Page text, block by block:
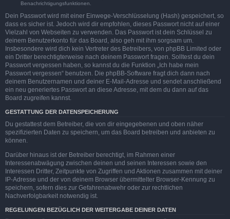
Benachrichtigungsfunktionen.
Dein Passwort wird mit einer Einwege-Verschlüsselung (Hash) gespeichert, so
dass es sicher ist. Jedoch wird dir empfohlen, dieses Passwort nicht auf einer
Vielzahl von Webseiten zu verwenden. Das Passwort ist dein Schlüssel zu
deinem Benutzerkonto für das Board, also geh mit ihm sorgsam um.
Insbesondere wird dich kein Vertreter des Betreibers, von phpBB Limited oder
ein Dritter berechtigterweise nach deinem Passwort fragen. Solltest du dein
Passwort vergessen haben, so kannst du die Funktion „Ich habe mein
Passwort vergessen“ benutzen. Die phpBB-Software fragt dich dann nach
deinem Benutzernamen und deiner E-Mail-Adresse und sendet anschließend
ein neu generiertes Passwort an diese Adresse, mit dem du dann auf das
Board zugreifen kannst.
GESTATTUNG DER DATENSPEICHERUNG
Du gestattest dem Betreiber, die von dir eingegebenen und oben näher
spezifizierten Daten zu speichern, um das Board betreiben und anbieten zu
können.
Darüber hinaus ist der Betreiber berechtigt, im Rahmen einer
Interessenabwägung zwischen deinen und seinen Interessen sowie den
Interessen Dritter, Zeitpunkte von Zugriffen und Aktionen zusammen mit deiner
IP-Adresse und der von deinem Browser übermittelter Browser-Kennung zu
speichern, sofern dies zur Gefahrenabwehr oder zur rechtlichen
Nachverfolgbarkeit notwendig ist.
REGELUNGEN BEZÜGLICH DER WEITERGABE DEINER DATEN